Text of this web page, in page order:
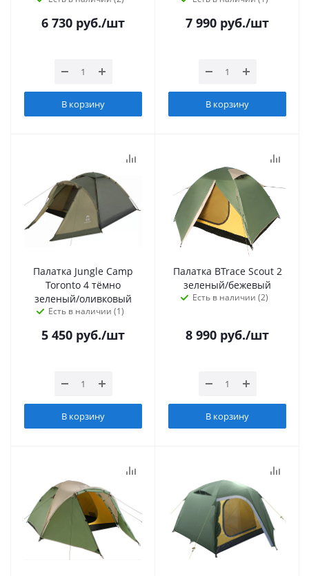
6 730 руб./шт
В корзину
7 990 руб./шт
В корзину
Палатка Jungle Camp
Toronto 4 тёмно
зеленый/оливковый
Есть в наличии (1)
5 450 руб./шт
В корзину
Палатка BTrace Scout 2
зеленый/бежевый
Есть в наличии (2)
8 990 руб./шт
В корзину